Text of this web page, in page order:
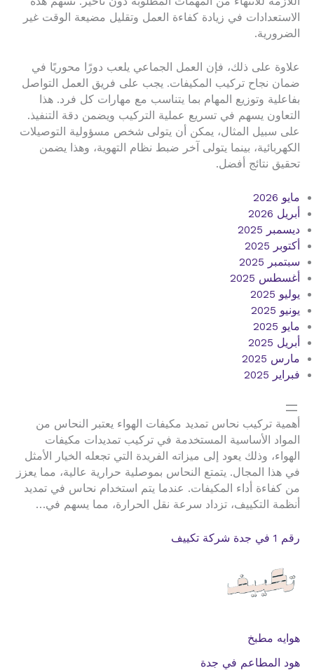
الاستعدادات في زيادة كفاءة العمل وتقليل مضيعة الوقت غير
الضرورية.
علاوة على ذلك، فإن العمل الجماعي يلعب دورًا محوريًا في
ضمان نجاح تركيب المكيفات. يجب على فريق العمل التواصل
بفاعلية وتوزيع المهام بما يتناسب مع مهارات كل فرد. هذا
التعاون يسهم في تسريع عملية التركيب ويضمن دقة التنفيذ.
على سبيل المثال، يمكن أن يتولى شخص مسؤولية التوصيلات
الكهربائية، بينما يتولى آخر ضبط نظام التهوية، وهذا يضمن
تحقيق نتائج أفضل.
مايو 2026
أبريل 2026
ديسمبر 2025
أكتوبر 2025
سبتمبر 2025
أغسطس 2025
يوليو 2025
يونيو 2025
مايو 2025
أبريل 2025
مارس 2025
فبراير 2025
أهمية تركيب نحاس تمديد مكيفات الهواء يعتبر النحاس من
المواد الأساسية المستخدمة في تركيب تمديدات مكيفات
الهواء، وذلك يعود إلى ميزاته الفريدة التي تجعله الخيار الأمثل
في هذا المجال. يتمتع النحاس بموصلية حرارية عالية، مما يعزز
من كفاءة أداء المكيفات. عندما يتم استخدام نحاس في تمديد
أنظمة التكييف، تزداد سرعة نقل الحرارة، مما يسهم في…
رقم 1 في جدة شركة تكييف
هوايه مطبخ
هود المطاعم في جدة